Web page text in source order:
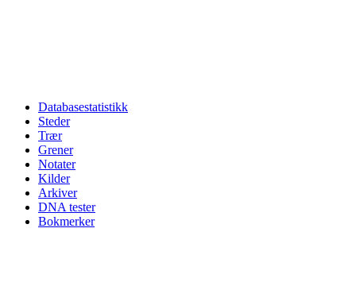
Databasestatistikk
Steder
Trær
Grener
Notater
Kilder
Arkiver
DNA tester
Bokmerker